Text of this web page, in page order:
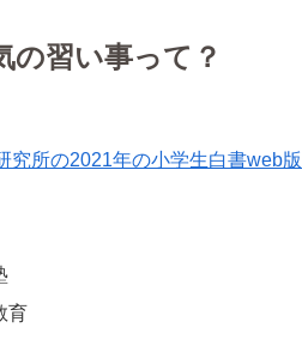
の習い事って？
究所の2021年の小学生白書web版
育